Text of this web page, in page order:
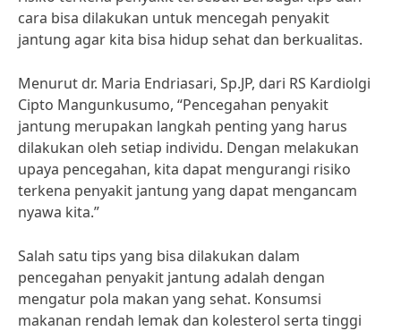
cara bisa dilakukan untuk mencegah penyakit
jantung agar kita bisa hidup sehat dan berkualitas.
Menurut dr. Maria Endriasari, Sp.JP, dari RS Kardiolgi
Cipto Mangunkusumo, “Pencegahan penyakit
jantung merupakan langkah penting yang harus
dilakukan oleh setiap individu. Dengan melakukan
upaya pencegahan, kita dapat mengurangi risiko
terkena penyakit jantung yang dapat mengancam
nyawa kita.”
Salah satu tips yang bisa dilakukan dalam
pencegahan penyakit jantung adalah dengan
mengatur pola makan yang sehat. Konsumsi
makanan rendah lemak dan kolesterol serta tinggi